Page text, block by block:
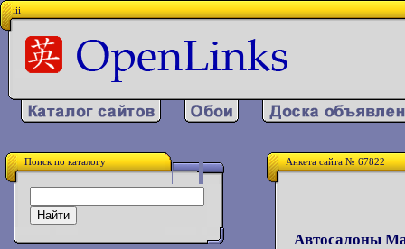
iii
Поиск по каталогу Анкета сайта № 67822
Автосалоны